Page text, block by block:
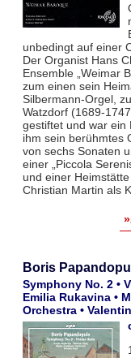
unbedingt auf einer
Der Organist Hans
Ensemble „Weimar
zum einen sein
Silbermann-Orgel,
Watzdorf (1689-
gestiftet und war ein
ihm sein berühmtes
von sechs Sonaten
einer „Piccola
und einer
Christian Martin als
Boris
Symphony No. 2 •
Emilia Rukavina •
Orchestra •